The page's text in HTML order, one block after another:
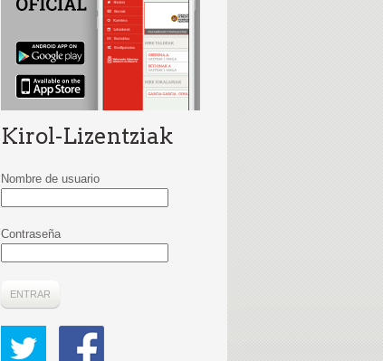
Kirol-Lizentziak
Nombre de usuario
Contraseña
ENTRAR